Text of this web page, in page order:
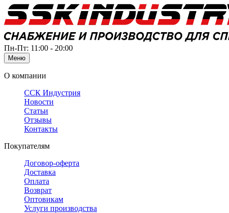
Пн-Пт: 11:00 - 20:00
Меню
О компании
ССК Индустрия
Новости
Статьи
Отзывы
Контакты
Покупателям
Договор-оферта
Доставка
Оплата
Возврат
Оптовикам
Услуги производства